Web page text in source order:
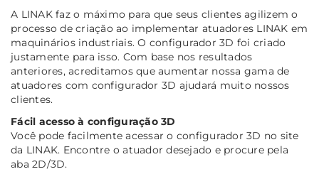
A LINAK faz o máximo para que seus clientes agilizem o
processo de criação ao implementar atuadores LINAK em
maquinários industriais. O configurador 3D foi criado
justamente para isso. Com base nos resultados
anteriores, acreditamos que aumentar nossa gama de
atuadores com configurador 3D ajudará muito nossos
clientes.
Fácil acesso à configuração 3D
Você pode facilmente acessar o configurador 3D no site
da LINAK. Encontre o atuador desejado e procure pela
aba 2D/3D.